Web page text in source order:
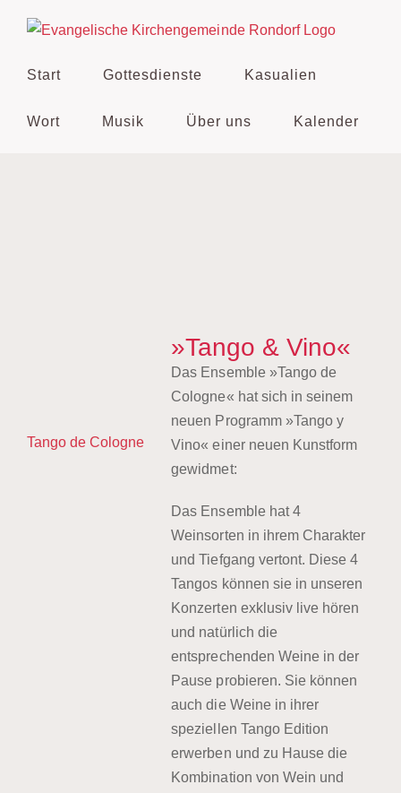
Inhalt
Start
Gottesdienste Kasualien
Wort Musik Über uns Kalender
Tango de Cologne
»Tango & Vino«
Das Ensemble »Tango de
Cologne« hat sich in seinem
neuen Programm »Tango y
Vino« einer neuen Kunstform
gewidmet:
Das Ensemble hat 4
Weinsorten in ihrem Charakter
und Tiefgang vertont. Diese 4
Tangos können sie in unseren
Konzerten exklusiv live hören
und natürlich die
entsprechenden Weine in der
Pause probieren. Sie können
auch die Weine in ihrer
speziellen Tango Edition
erwerben und zu Hause die
Kombination von Wein und